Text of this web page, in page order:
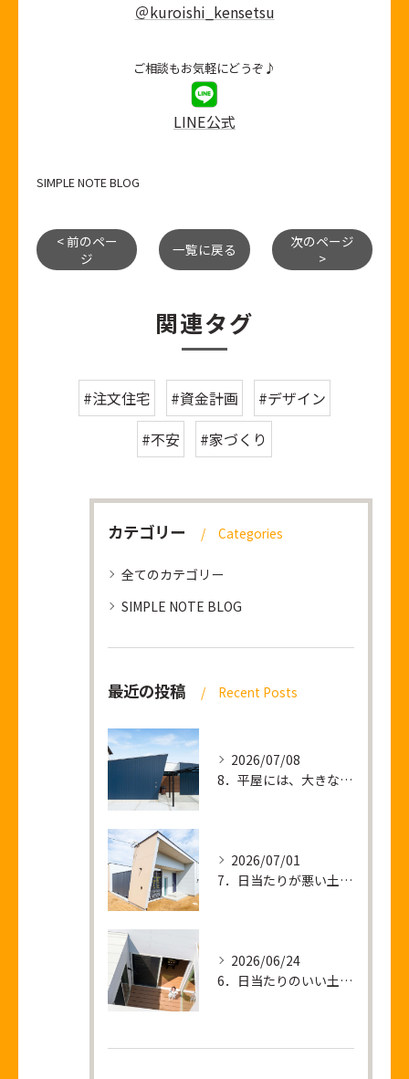
＠kuroishi_kensetsu
ご相談もお気軽にどうぞ♪
LINE公式
SIMPLE NOTE BLOG
< 前のペー
ジ
一覧に戻る
次のページ
>
関連タグ
#注文住宅 #資金計画
#デザイン
#不安
#家づくり
カテゴリー Categories
全てのカテゴリー
SIMPLE NOTE BLOG
最近の投稿 Recent Posts
2026/07/08
8．平屋には、大きな土地が必要なのか？
2026/07/01
7．日当たりが悪い土地 ＝ 暗い家が建つ？
2026/06/24
6．日当たりのいい土地を買って後悔すること